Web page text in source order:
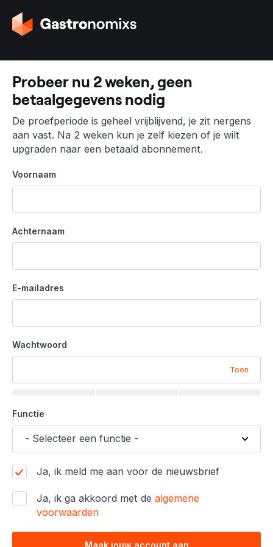
G
a
a
a
r
d
e
h
o
e
p
g
i
n
Probeer nu 2 weken, geen
betaalgegevens nodig
De proefperiode is geheel vrijblijvend, je zit nergens
aan vast. Na 2 weken kun je zelf kiezen of je wilt
upgraden naar een betaald abonnement.
Voornaam
Achternaam
E-mailadres
Wachtwoord
Toon
Functie
Ja, ik meld me aan voor de nieuwsbrief
Ja, ik ga akkoord met de algemene
voorwaarden
Maak jouw account aan